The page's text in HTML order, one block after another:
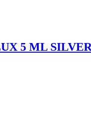
5 ML